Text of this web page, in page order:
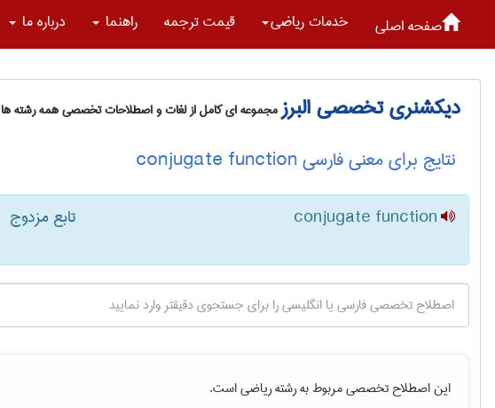
صفحه اصلی خدمات رياضی قیمت ترجمه راهنما درباره ما
دیکشنری تخصصی البرزمجموعه ای کامل از لغات و اصطلاحات تخصصی همه رشته ها
نتایج برای معنی فارسی conjugate function
conjugate function تابع مزدوج
این اصطلاح تخصصی مربوط به رشتهرياضیاست.